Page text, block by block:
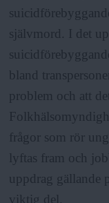
självmord. I det
bland
problem och att
frågor som rör
lyftas fram och
uppdrag gällande
viktig del.